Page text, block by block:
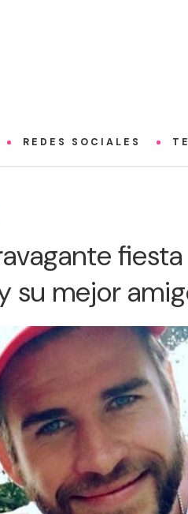
REDES SOCIALES
fiesta
su mejor